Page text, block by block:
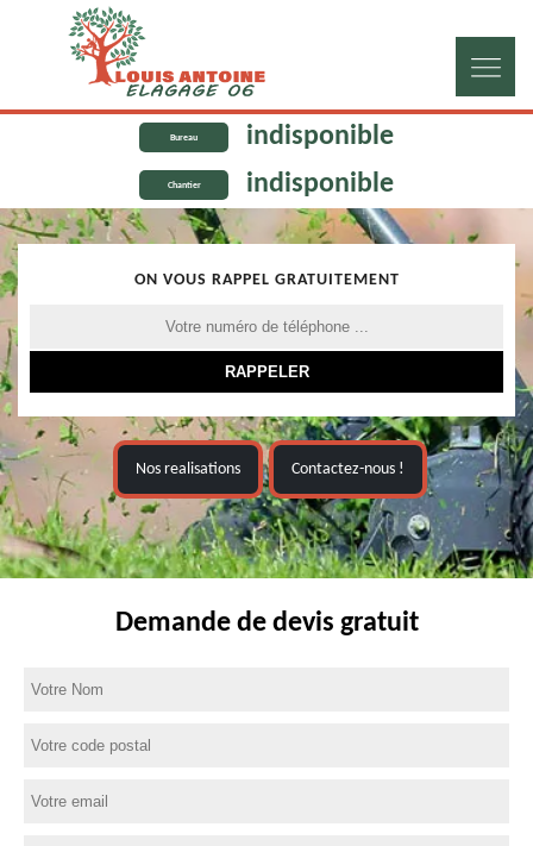
Bureau indisponible
Chantier indisponible
ON VOUS RAPPEL GRATUITEMENT
Nos realisations Contactez-nous !
Demande de devis gratuit